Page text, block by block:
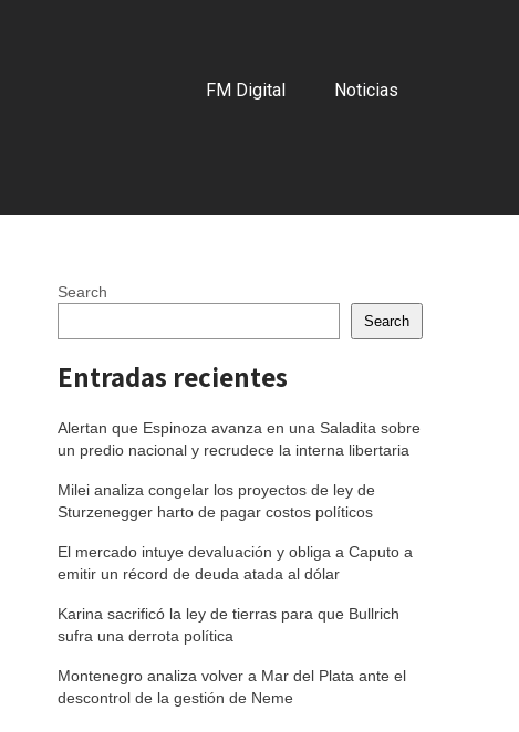
FM Digital Noticias
Search
Search
Entradas recientes
Alertan que Espinoza avanza en una Saladita sobre
un predio nacional y recrudece la interna libertaria
Milei analiza congelar los proyectos de ley de
Sturzenegger harto de pagar costos políticos
El mercado intuye devaluación y obliga a Caputo a
emitir un récord de deuda atada al dólar
Karina sacrificó la ley de tierras para que Bullrich
sufra una derrota política
Montenegro analiza volver a Mar del Plata ante el
descontrol de la gestión de Neme